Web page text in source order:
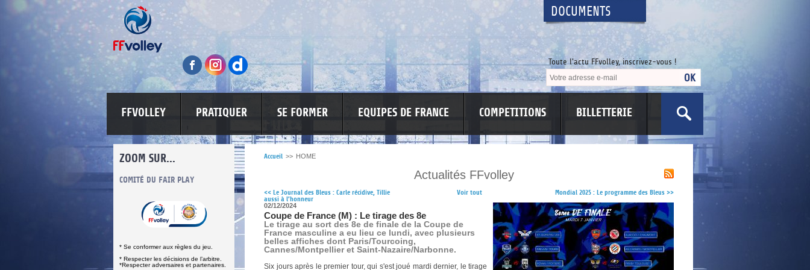
DOCUMENTS
Toute l'actu FFvolley, inscrivez-vous !
FFVOLLEY PRATIQUER SE FORMER EQUIPES DE FRANCE COMPETITIONS BILLETTERIE
ZOOM SUR...
COMITÉ DU FAIR PLAY
* Se conformer aux règles du jeu.
* Respecter les décisions de l’arbitre.
*Respecter adversaires et partenaires.
LUTTE CONTRE LES VIOLENCES INFORMATIONS CORONAVIRUS
Accueil >> HOME
Actualités FFvolley
<< Le Journal des Bleus : Carle récidive, Tillie
aussi à l’honneur
Voir tout Mondial 2025 : Le programme des Bleus >>
02/12/2024
Coupe de France (M) : Le tirage des 8e
Le tirage au sort des 8e de finale de la Coupe de
France masculine a eu lieu ce lundi, avec plusieurs
belles affiches dont Paris/Tourcoing,
Cannes/Montpellier et Saint-Nazaire/Narbonne.
Six jours après le premier tour, qui s'est joué mardi dernier, le tirage